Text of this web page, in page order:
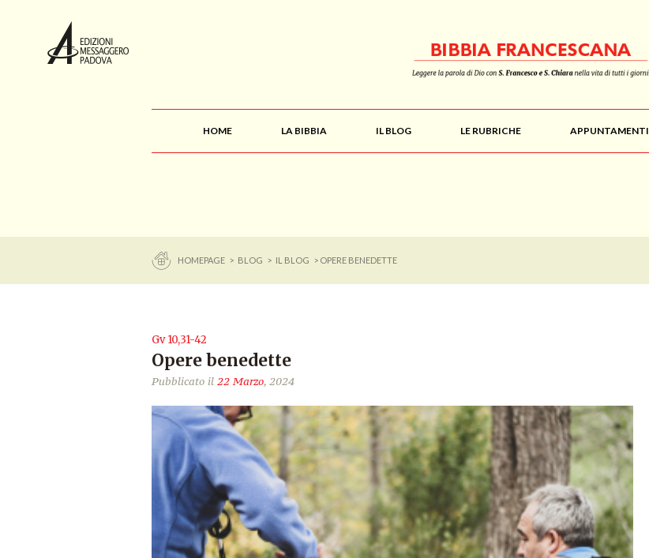
HOME LA BIBBIA IL BLOG LE RUBRICHE APPUNTAMENTI
HOMEPAGE > BLOG > IL BLOG > OPERE BENEDETTE
Gv 10,31-42
Opere benedette
Pubblicato il 22 Marzo, 2024